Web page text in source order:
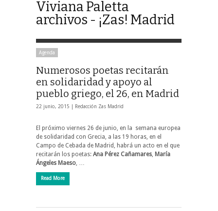
Viviana Paletta
archivos - ¡Zas! Madrid
Agenda
Numerosos poetas recitarán
en solidaridad y apoyo al
pueblo griego, el 26, en Madrid
22 junio, 2015 | Redacción Zas Madrid
El próximo viernes 26 de junio, en la semana europea
de solidaridad con Grecia, a las 19 horas, en el
Campo de Cebada de Madrid, habrá un acto en el que
recitarán los poetas: Ana Pérez Cañamares María
Ángeles Maeso
Read More